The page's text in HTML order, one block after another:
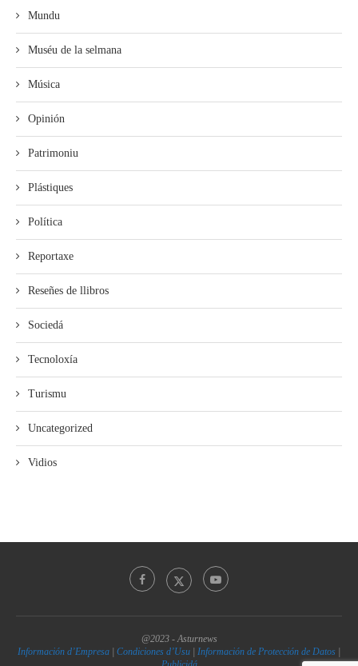
Mundu
Muséu de la selmana
Música
Opinión
Patrimoniu
Plástiques
Política
Reportaxe
Reseñes de llibros
Sociedá
Tecnoloxía
Turismu
Uncategorized
Vidios
@2023 - Asturnews
Información d’Empresa | Condiciones d’Usu | Información de Protección de Datos |